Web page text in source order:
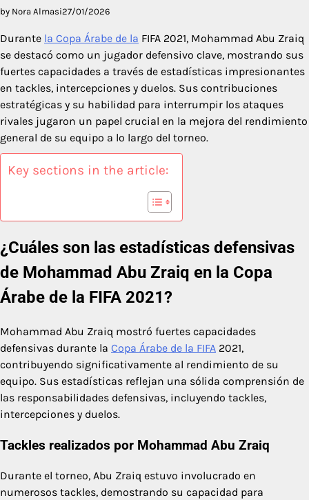
by Nora Almasi27/01/2026
Durante la Copa Árabe de la FIFA 2021, Mohammad Abu Zraiq
se destacó como un jugador defensivo clave, mostrando sus
fuertes capacidades a través de estadísticas impresionantes
en tackles, intercepciones y duelos. Sus contribuciones
estratégicas y su habilidad para interrumpir los ataques
rivales jugaron un papel crucial en la mejora del rendimiento
general de su equipo a lo largo del torneo.
Key sections in the article:
¿Cuáles son las estadísticas defensivas
de Mohammad Abu Zraiq en la Copa
Árabe de la FIFA 2021?
Mohammad Abu Zraiq mostró fuertes capacidades
defensivas durante la Copa Árabe de la FIFA 2021,
contribuyendo significativamente al rendimiento de su
equipo. Sus estadísticas reflejan una sólida comprensión de
las responsabilidades defensivas, incluyendo tackles,
intercepciones y duelos.
Tackles realizados por Mohammad Abu Zraiq
Durante el torneo, Abu Zraiq estuvo involucrado en
numerosos tackles, demostrando su capacidad para